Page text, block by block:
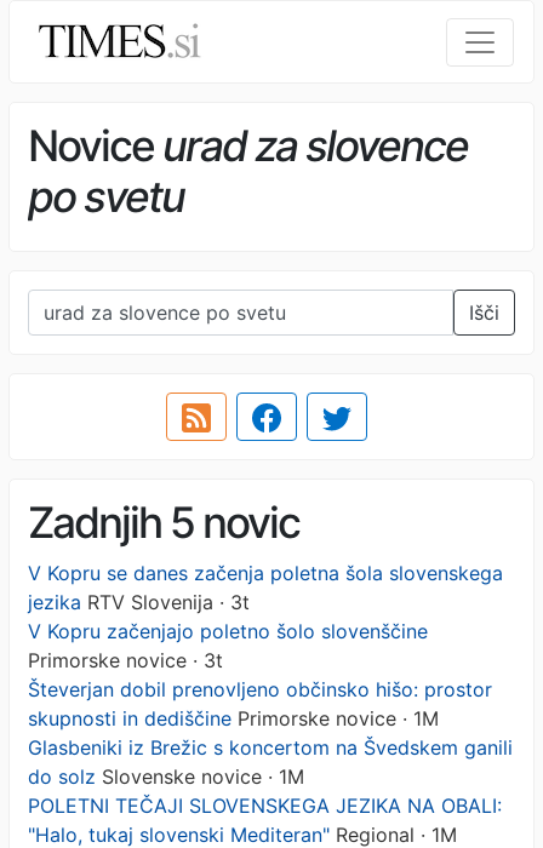
Novice urad za slovence
po svetu
Išči
Zadnjih 5 novic
V Kopru se danes začenja poletna šola slovenskega
jezika RTV Slovenija · 3t
V Kopru začenjajo poletno šolo slovenščine
Primorske novice · 3t
Števerjan dobil prenovljeno občinsko hišo: prostor
skupnosti in dediščine Primorske novice · 1M
Glasbeniki iz Brežic s koncertom na Švedskem ganili
do solz Slovenske novice · 1M
POLETNI TEČAJI SLOVENSKEGA JEZIKA NA OBALI:
"Halo, tukaj slovenski Mediteran" Regional · 1M